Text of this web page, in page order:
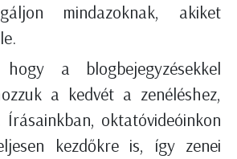
mindazoknak, akiket
a blogbejegyzésekkel
a kedvét a zenéléshez,
Írásainkban, oktatóvideóinkon
kezdőkre is, így zenei